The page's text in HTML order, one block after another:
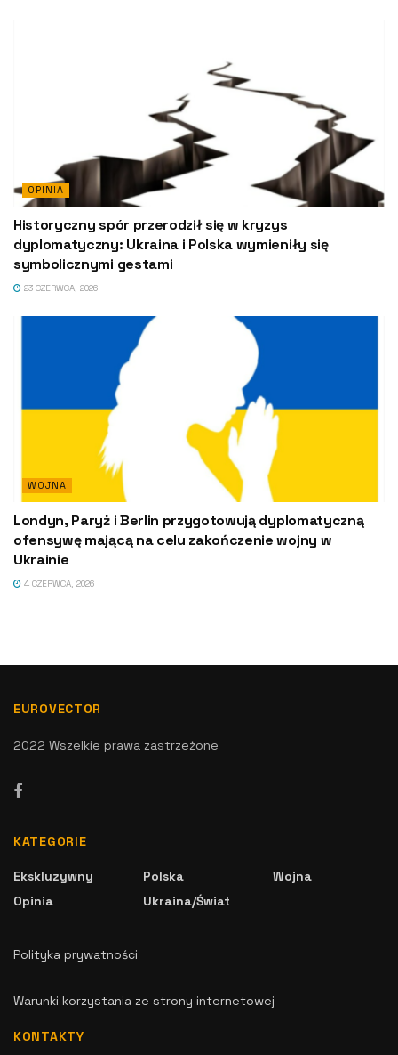
OPINIA
Historyczny spór przerodził się w kryzys
dyplomatyczny: Ukraina i Polska wymieniły się
symbolicznymi gestami
23 CZERWCA, 2026
WOJNA
Londyn, Paryż i Berlin przygotowują dyplomatyczną
ofensywę mającą na celu zakończenie wojny w
Ukrainie
4 CZERWCA, 2026
EUROVECTOR
2022 Wszelkie prawa zastrzeżone
KATEGORIE
Ekskluzywny
Opinia
Polska
Ukraina/Świat
Wojna
Polityka prywatności
Warunki korzystania ze strony internetowej
KONTAKTY